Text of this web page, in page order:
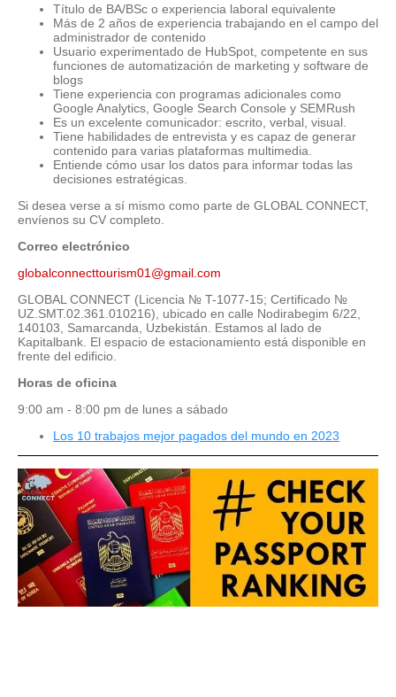
Título de BA/BSc o experiencia laboral equivalente
Más de 2 años de experiencia trabajando en el campo del
administrador de contenido
Usuario experimentado de HubSpot, competente en sus
funciones de automatización de marketing y software de
blogs
Tiene experiencia con programas adicionales como
Google Analytics, Google Search Console y SEMRush
Es un excelente comunicador: escrito, verbal, visual.
Tiene habilidades de entrevista y es capaz de generar
contenido para varias plataformas multimedia.
Entiende cómo usar los datos para informar todas las
decisiones estratégicas.
Si desea verse a sí mismo como parte de GLOBAL CONNECT,
envíenos su CV completo.
Correo electrónico
globalconnecttourism01@gmail.com
GLOBAL CONNECT (Licencia № T-1077-15; Certificado №
UZ.SMT.02.361.010216), ubicado en calle Nodirabegim 6/22,
140103, Samarcanda, Uzbekistán. Estamos al lado de
Kapitalbank. El espacio de estacionamiento está disponible en
frente del edificio.
Horas de oficina
9:00 am - 8:00 pm de lunes a sábado
Los 10 trabajos mejor pagados del mundo en 2023